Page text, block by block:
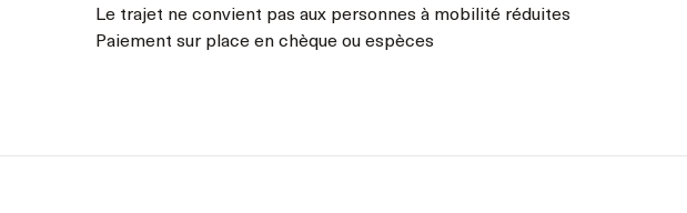
Le trajet ne convient pas aux personnes à mobilité réduites
Paiement sur place en chèque ou espèces